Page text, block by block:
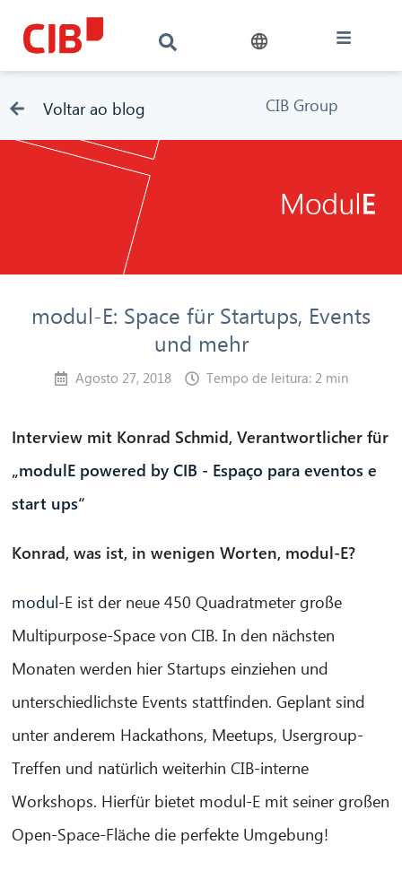
Voltar ao blog CIB Group
modul-E: Space für Startups, Events
und mehr
Agosto 27, 2018 Tempo de leitura: 2 min
Interview mit Konrad Schmid, Verantwortlicher für
„modulE powered by CIB - Espaço para eventos e
start ups“
Konrad, was ist, in wenigen Worten, modul-E?
modul-E ist der neue 450 Quadratmeter große
Multipurpose-Space von CIB. In den nächsten
Monaten werden hier Startups einziehen und
unterschiedlichste Events stattfinden. Geplant sind
unter anderem Hackathons, Meetups, Usergroup-
Treffen und natürlich weiterhin CIB-interne
Workshops. Hierfür bietet modul-E mit seiner großen
Open-Space-Fläche die perfekte Umgebung!